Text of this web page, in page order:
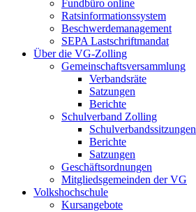
Fundbüro online
Ratsinformationssystem
Beschwerdemanagement
SEPA Lastschriftmandat
Über die VG-Zolling
Gemeinschaftsversammlung
Verbandsräte
Satzungen
Berichte
Schulverband Zolling
Schulverbandssitzungen
Berichte
Satzungen
Geschäftsordnungen
Mitgliedsgemeinden der VG
Volkshochschule
Kursangebote